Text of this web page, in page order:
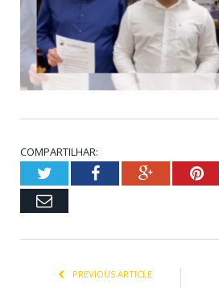
COMPARTILHAR:
TwitterFacebookGoogle+
Email
PREVIOUS ARTICLE